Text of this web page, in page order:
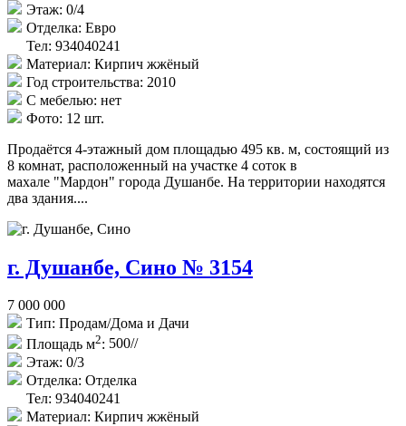
Этаж: 0/4
Отделка: Евро
Тел: 934040241
Материал: Кирпич жжёный
Год строительства: 2010
С мебелью: нет
Фото: 12 шт.
Продаётся 4-этажный дом площадью 495 кв. м, состоящий из
8 комнат, расположенный на участке 4 соток в
махале "Мардон" города Душанбе. На территории находятся
два здания....
г. Душанбе, Сино № 3154
7 000 000
Тип: Продам/Дома и Дачи
Площадь м2: 500//
Этаж: 0/3
Отделка: Отделка
Тел: 934040241
Материал: Кирпич жжёный